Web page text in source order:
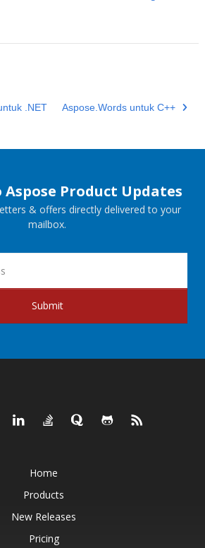
.NET Aspose.Words untuk C++
Aspose Product Updates
& offers directly delivered to your
mailbox.
Submit
Home
Products
New Releases
Pricing